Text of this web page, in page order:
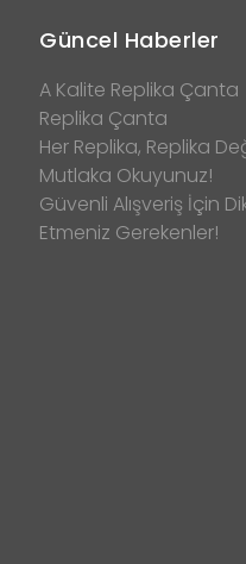
Güncel Haberler
A Kalite Replika Çanta
Replika Çanta
Her Replika, Replika
Mutlaka Okuyunuz!
Güvenli Alışveriş İçin
Etmeniz Gerekenler!